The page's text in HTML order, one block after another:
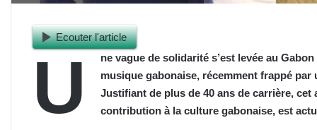
Ecouter l'article
U
ne vague de solidarité s’est levée au
musique gabonaise, récemment frappé
Justifiant de plus de 40 ans de carrière,
contribution à la culture gabonaise, est